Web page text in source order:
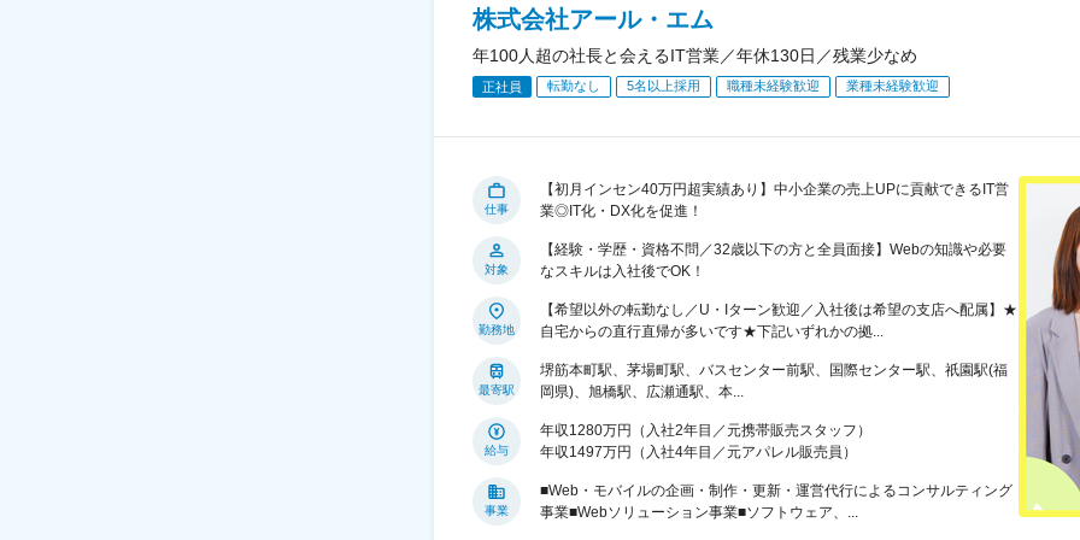
株式会社アール・エム
年100人超の社長と会えるIT営業／年休130日／残業少なめ
正社員 転勤なし 5名以上採用 職種未経験歓迎 業種未経験歓迎
仕事
【初月インセン40万円超実績あり】中小企業の売上UPに貢献できるIT営
業◎IT化・DX化を促進！
対象
【経験・学歴・資格不問／32歳以下の方と全員面接】Webの知識や必要
なスキルは入社後でOK！
勤務地
【希望以外の転勤なし／U・Iターン歓迎／入社後は希望の支店へ配属】★
自宅からの直行直帰が多いです★下記いずれかの拠...
最寄駅
堺筋本町駅、茅場町駅、バスセンター前駅、国際センター駅、祇園駅(福
岡県)、旭橋駅、広瀬通駅、本...
給与
年収1280万円（入社2年目／元携帯販売スタッフ）
年収1497万円（入社4年目／元アパレル販売員）
事業
■Web・モバイルの企画・制作・更新・運営代行によるコンサルティング
事業■Webソリューション事業■ソフトウェア、...